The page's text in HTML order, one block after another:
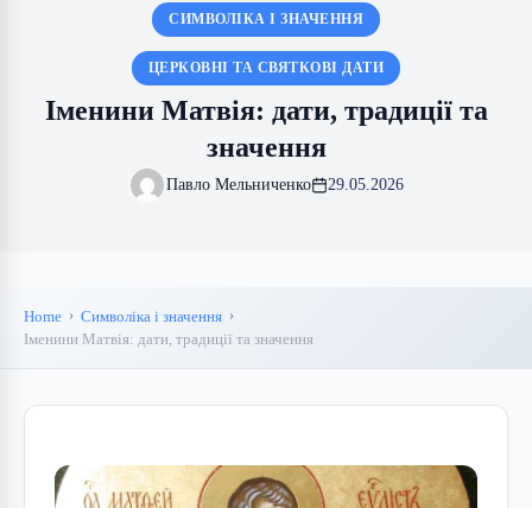
СИМВОЛІКА І ЗНАЧЕННЯ
ЦЕРКОВНІ ТА СВЯТКОВІ ДАТИ
Іменини Матвія: дати, традиції та
значення
Павло Мельниченко 29.05.2026
Home
Символіка і значення
Іменини Матвія: дати, традиції та значення